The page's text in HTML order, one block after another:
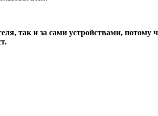
так и за сами устройствами, потому